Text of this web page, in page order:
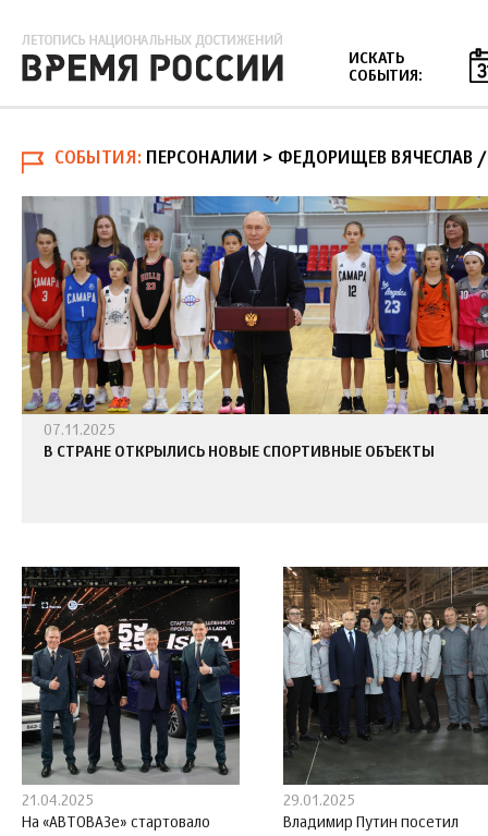
ИСКАТЬ
СОБЫТИЯ:
СОБЫТИЯ ПЕРСОНАЛИИ > ФЕДОРИЩЕВ ВЯЧЕСЛАВ
07.11.2025
В СТРАНЕ ОТКРЫЛИСЬ НОВЫЕ СПОРТИВНЫЕ ОБЪЕКТЫ
21.04.2025
На «АВТОВАЗе» стартовало
29.01.2025
Владимир Путин посетил